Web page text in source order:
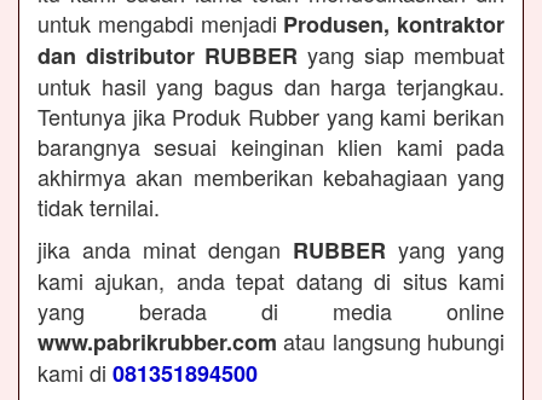
untuk mengabdi menjadi Produsen, kontraktor
dan distributor RUBBER yang siap membuat
untuk hasil yang bagus dan harga terjangkau.
Tentunya jika Produk Rubber yang kami berikan
barangnya sesuai keinginan klien kami pada
akhirmya akan memberikan kebahagiaan yang
tidak ternilai.
jika anda minat dengan RUBBER yang yang
kami ajukan, anda tepat datang di situs kami
yang berada di media online
www.pabrikrubber.com atau langsung hubungi
kami di 081351894500